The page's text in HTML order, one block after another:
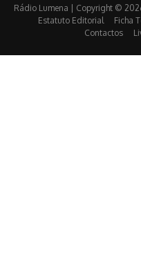
Rádio Lumena | Copyright ©
Estatuto Editorial
Ficha
Contactos